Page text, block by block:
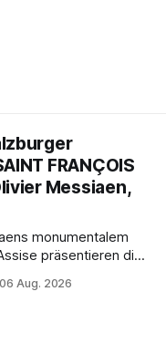
FRANÇOIS
Messiaen,
monumentalem
präsentieren die
Opernabend.
06 Aug. 2026